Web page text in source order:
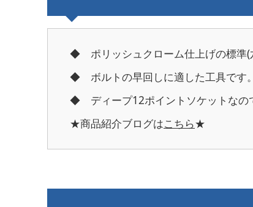
◆ ポリッシュクローム仕上げの標準(
◆ ボルトの早回しに適した工具です。
◆ ディープ12ポイントソケットなの
★商品紹介ブログはこちら★